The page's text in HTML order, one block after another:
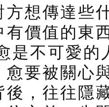
方想傳達些
有價值的東
是不可愛
愈要被關心
後，往往隱